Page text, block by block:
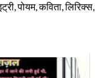
पोयम, कविता, लिरिक्स,